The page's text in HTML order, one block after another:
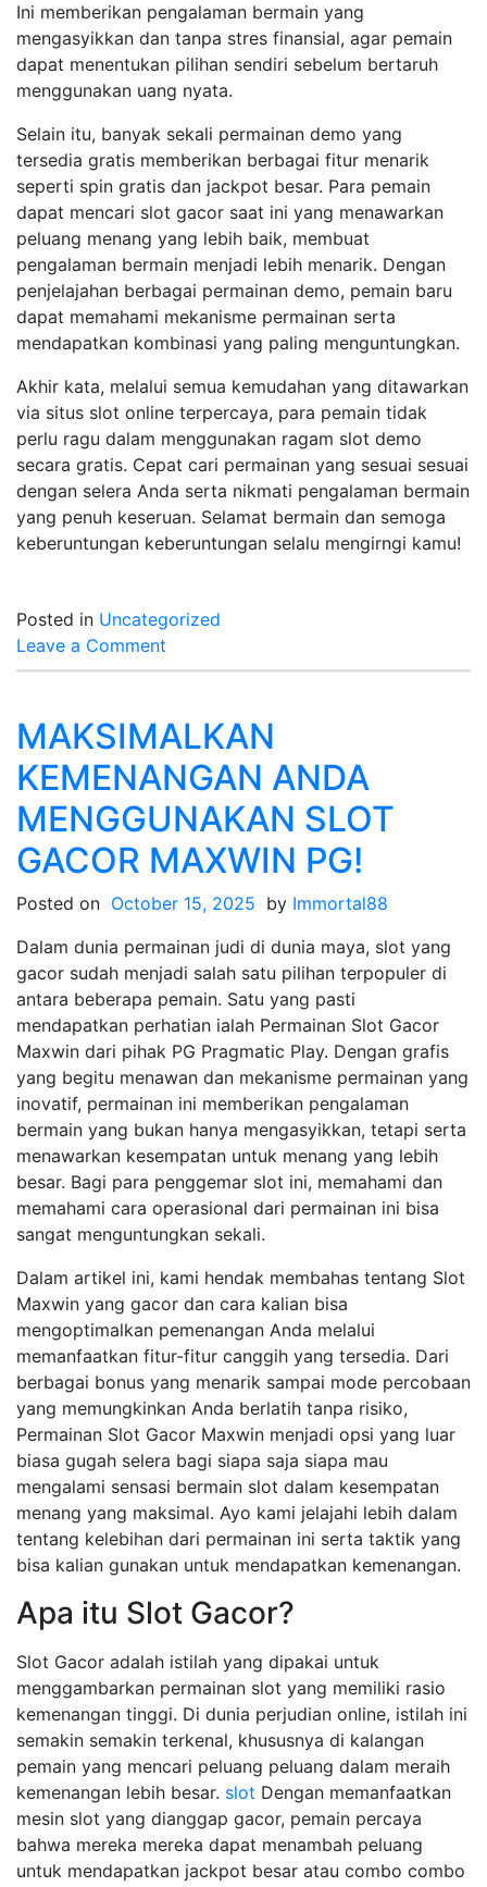
Ini memberikan pengalaman bermain yang
mengasyikkan dan tanpa stres finansial, agar pemain
dapat menentukan pilihan sendiri sebelum bertaruh
menggunakan uang nyata.
Selain itu, banyak sekali permainan demo yang
tersedia gratis memberikan berbagai fitur menarik
seperti spin gratis dan jackpot besar. Para pemain
dapat mencari slot gacor saat ini yang menawarkan
peluang menang yang lebih baik, membuat
pengalaman bermain menjadi lebih menarik. Dengan
penjelajahan berbagai permainan demo, pemain baru
dapat memahami mekanisme permainan serta
mendapatkan kombinasi yang paling menguntungkan.
Akhir kata, melalui semua kemudahan yang ditawarkan
via situs slot online terpercaya, para pemain tidak
perlu ragu dalam menggunakan ragam slot demo
secara gratis. Cepat cari permainan yang sesuai sesuai
dengan selera Anda serta nikmati pengalaman bermain
yang penuh keseruan. Selamat bermain dan semoga
keberuntungan keberuntungan selalu mengirngi kamu!
Posted in Uncategorized
Leave a Comment
10
Permainan
Slot
Demonstrasi
Unggulan
bagi
Pengguna
Baru
MAKSIMALKAN
KEMENANGAN ANDA
MENGGUNAKAN SLOT
GACOR MAXWIN PG!
Posted on October 15, 2025 by Immortal88
Dalam dunia permainan judi di dunia maya, slot yang
gacor sudah menjadi salah satu pilihan terpopuler di
antara beberapa pemain. Satu yang pasti
mendapatkan perhatian ialah Permainan Slot Gacor
Maxwin dari pihak PG Pragmatic Play. Dengan grafis
yang begitu menawan dan mekanisme permainan yang
inovatif, permainan ini memberikan pengalaman
bermain yang bukan hanya mengasyikkan, tetapi serta
menawarkan kesempatan untuk menang yang lebih
besar. Bagi para penggemar slot ini, memahami dan
memahami cara operasional dari permainan ini bisa
sangat menguntungkan sekali.
Dalam artikel ini, kami hendak membahas tentang Slot
Maxwin yang gacor dan cara kalian bisa
mengoptimalkan pemenangan Anda melalui
memanfaatkan fitur-fitur canggih yang tersedia. Dari
berbagai bonus yang menarik sampai mode percobaan
yang memungkinkan Anda berlatih tanpa risiko,
Permainan Slot Gacor Maxwin menjadi opsi yang luar
biasa gugah selera bagi siapa saja siapa mau
mengalami sensasi bermain slot dalam kesempatan
menang yang maksimal. Ayo kami jelajahi lebih dalam
tentang kelebihan dari permainan ini serta taktik yang
bisa kalian gunakan untuk mendapatkan kemenangan.
Apa itu Slot Gacor?
Slot Gacor adalah istilah yang dipakai untuk
menggambarkan permainan slot yang memiliki rasio
kemenangan tinggi. Di dunia perjudian online, istilah ini
semakin semakin terkenal, khususnya di kalangan
pemain yang mencari peluang peluang dalam meraih
kemenangan lebih besar. slot Dengan memanfaatkan
mesin slot yang dianggap gacor, pemain percaya
bahwa mereka mereka dapat menambah peluang
untuk mendapatkan jackpot besar atau combo combo